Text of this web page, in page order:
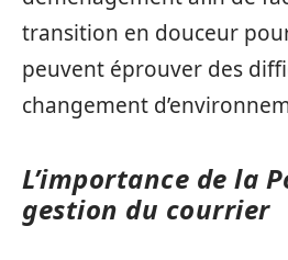
transition en douceur
peuvent éprouver des
changement
L’importance de la
gestion du courrier